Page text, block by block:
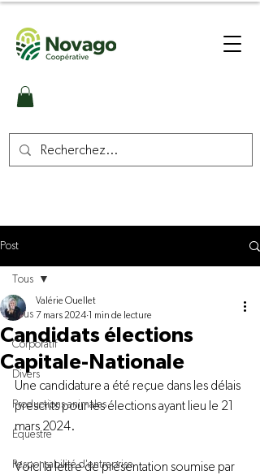
Post
Tous
Corporatif
Divers
Productions animales
Équestre
Responsabilité d'entreprise
Tous
Candidats élections
Capitale-Nationale
Valérie Ouellet
7 mars 2024 1 min de lecture
Une candidature a été reçue dans les délais
prescrits pour les élections ayant lieu le 21
mars 2024.
Voici la lettre de présentation soumise par